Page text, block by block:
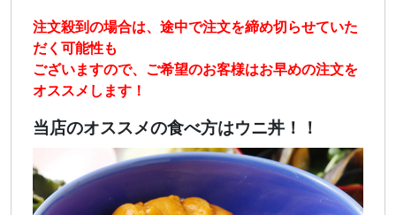
注文殺到の場合は、途中で注文を締め切らせていた
だく可能性も
ございますので、ご希望のお客様はお早めの注文を
オススメします！
当店のオススメの食べ方はウニ丼！！